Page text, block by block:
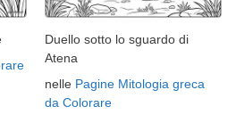
Duello sotto lo sguardo di
Atena
nelle Pagine Mitologia greca
da Colorare